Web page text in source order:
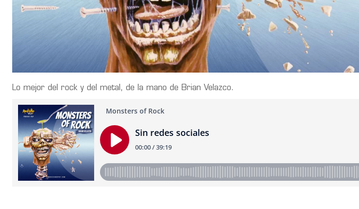
Lo mejor del rock y del metal, de la mano de Brian Velazco.